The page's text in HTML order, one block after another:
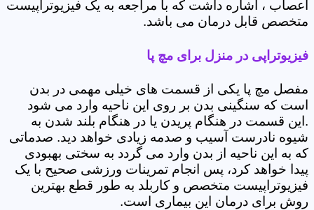
اعصاب ، اشاره داشت که با مراجعه به یک فیزیوتراپیست
متخصص قابل درمان می باشد.
فیزیوتراپی در منزل برای مچ پا
مفصل مچ پا یکی از قسمت های خیلی مهمی در بدن
است که سنگینی بدن بر روی این ناحیه وارد می شود
.این قسمت در هنگام پریدن یا در هنگام بلند شدن به
شیوه نادرست آسیب و صدمه زیادی خواهد دید. صدماتی
که به این ناحیه از بدن وارد می گردد به سختی بهبودی
پیدا خواهد کرد، پس انجام تمرینات ورزشی صحیح با یک
فیزیوتراپیست متخصص و کاربلد به طور قطع بهترین
روش برای درمان این بیماری است.